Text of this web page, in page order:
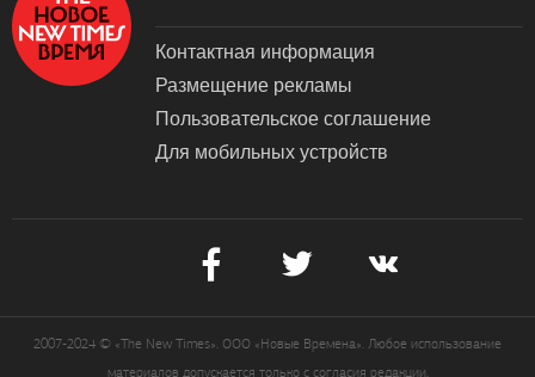
Контактная информация
Размещение рекламы
Пользовательское соглашение
Для мобильных устройств
2007-2024 © «The New Times». ООО «Новые Времена». Любое использование
материалов допускается только с согласия редакции.